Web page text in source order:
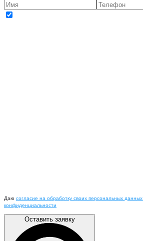
Даю согласие на обработку своих персональных данных
конфиденциальности
Оставить заявку